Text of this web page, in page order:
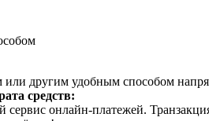
другим удобным способом
средств:
онлайн-платежей.